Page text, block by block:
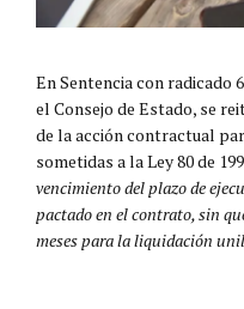
En Sentencia con radicado
el Consejo de Estado, se
de la acción contractual
sometidas a la Ley 80 de
vencimiento del plazo de
pactado en el contrato, sin
meses para la liquidación